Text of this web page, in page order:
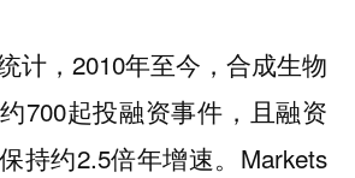
计，2010年至今，合成生物
700起投融资事件，且融资
持约2.5倍年增速。Markets